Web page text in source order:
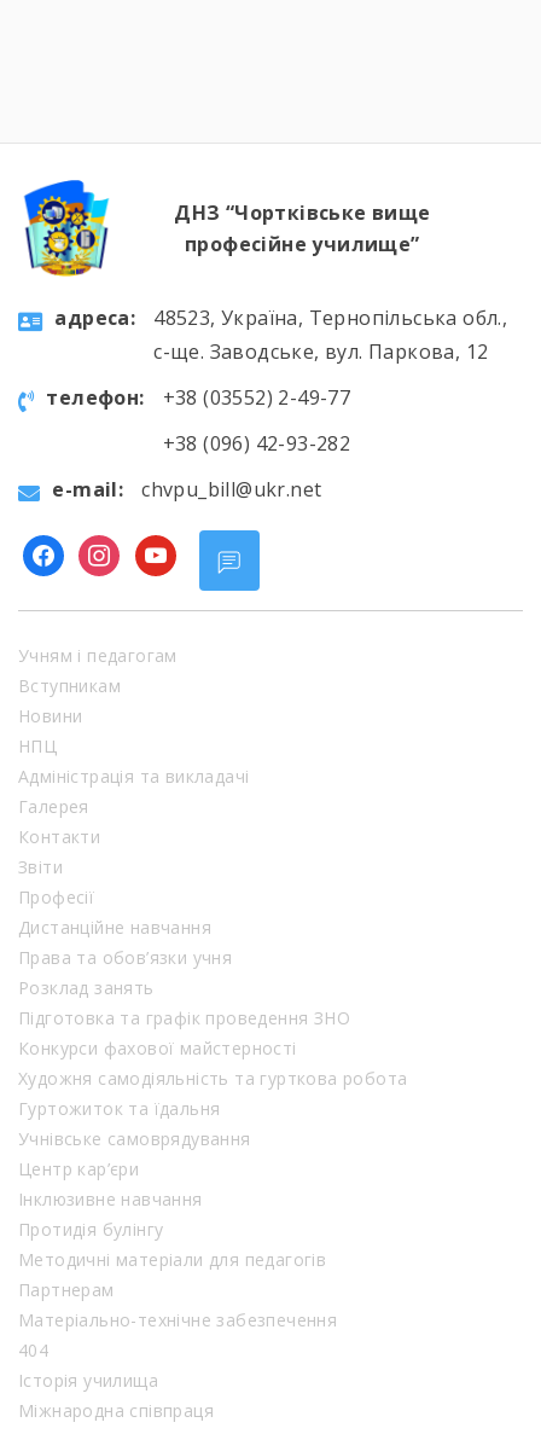
ДНЗ “Чортківське вище
професійне училище”
aдресa:
48523, Україна, Тернопільська обл.,
с-ще. Заводське, вул. Паркова, 12
телефон:
+38 (03552) 2-49-77
+38 (096) 42-93-282
e-mail:
chvpu_bill@ukr.net
facebookinstagram
youtube
Учням і педагогам
Вступникам
Новини
НПЦ
Адміністрація та викладачі
Галерея
Контакти
Звіти
Професії
Дистанційне навчання
Права та обов’язки учня
Розклад занять
Підготовка та графік проведення ЗНО
Конкурси фахової майстерності
Художня самодіяльність та гурткова робота
Гуртожиток та їдальня
Учнівське самоврядування
Центр кар’єри
Інклюзивне навчання
Протидія булінгу
Методичні матеріали для педагогів
Партнерам
Матеріально-технічне забезпечення
404
Історія училища
Міжнародна співпраця